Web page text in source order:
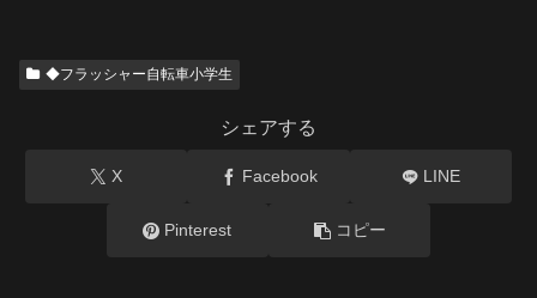
◆フラッシャー自転車小学生
シェアする
X Facebook LINE
Pinterest コピー